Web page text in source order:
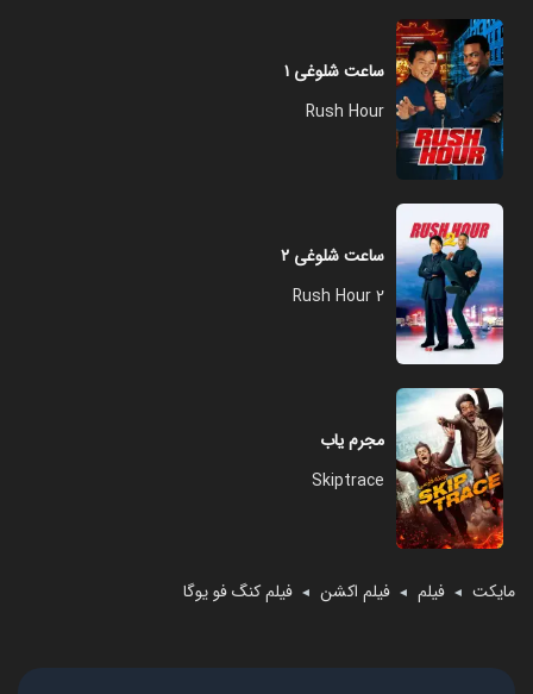
مایکت ◄ فیلم ◄ فیلم اکشن ◄ فیلم کنگ فو یوگا
ساعت شلوغی ۱
Rush Hour
ساعت شلوغی ۲
Rush Hour 2
مجرم یاب
Skiptrace